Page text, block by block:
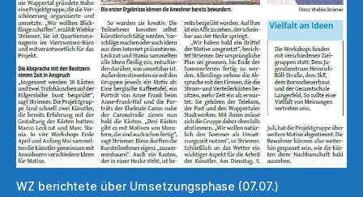
WZ berichtete über Umsetzungsphase (07.07.)